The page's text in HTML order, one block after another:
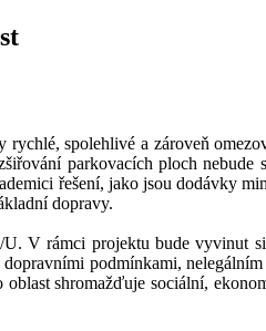
spolehlivé a zároveň
parkovacích ploch
řešení, jako jsou dodávky
dopravy.
V rámci projektu bude vyvinut
podmínkami,
shromažďuje sociální,